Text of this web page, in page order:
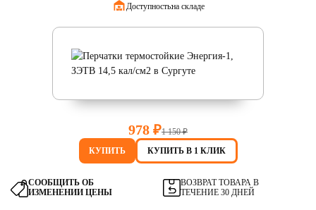
Доступность:на складе
978 ₽1 150 ₽
КУПИТЬ
КУПИТЬ В 1 КЛИК
СООБЩИТЬ ОБ
ИЗМЕНЕНИИ ЦЕНЫ
ВОЗВРАТ ТОВАРА В
ТЕЧЕНИЕ 30 ДНЕЙ